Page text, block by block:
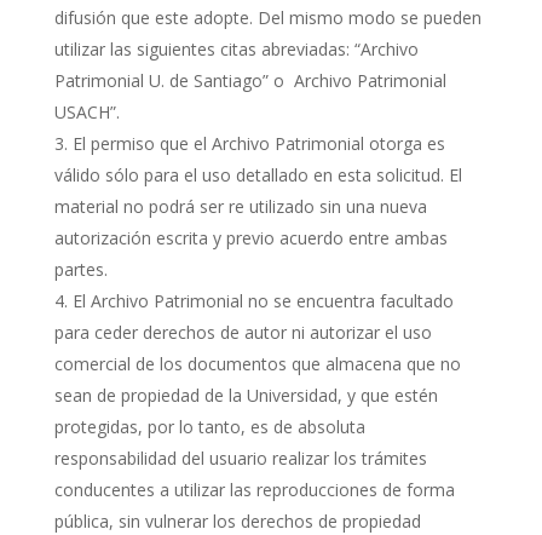
difusión que este adopte. Del mismo modo se pueden
utilizar las siguientes citas abreviadas: “Archivo
Patrimonial U. de Santiago” o Archivo Patrimonial
USACH”.
El permiso que el Archivo Patrimonial otorga es
válido sólo para el uso detallado en esta solicitud. El
material no podrá ser re utilizado sin una nueva
autorización escrita y previo acuerdo entre ambas
partes.
El Archivo Patrimonial no se encuentra facultado
para ceder derechos de autor ni autorizar el uso
comercial de los documentos que almacena que no
sean de propiedad de la Universidad, y que estén
protegidas, por lo tanto, es de absoluta
responsabilidad del usuario realizar los trámites
conducentes a utilizar las reproducciones de forma
pública, sin vulnerar los derechos de propiedad